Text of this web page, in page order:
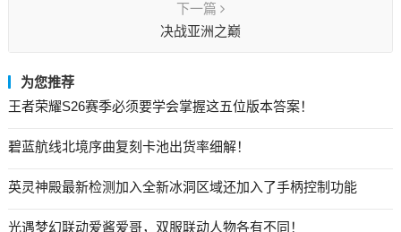
下一篇
决战亚洲之巅
为您推荐
王者荣耀S26赛季必须要学会掌握这五位版本答案！
碧蓝航线北境序曲复刻卡池出货率细解！
英灵神殿最新检测加入全新冰洞区域还加入了手柄控制功能
光遇梦幻联动爱酱爱哥，双服联动人物各有不同！